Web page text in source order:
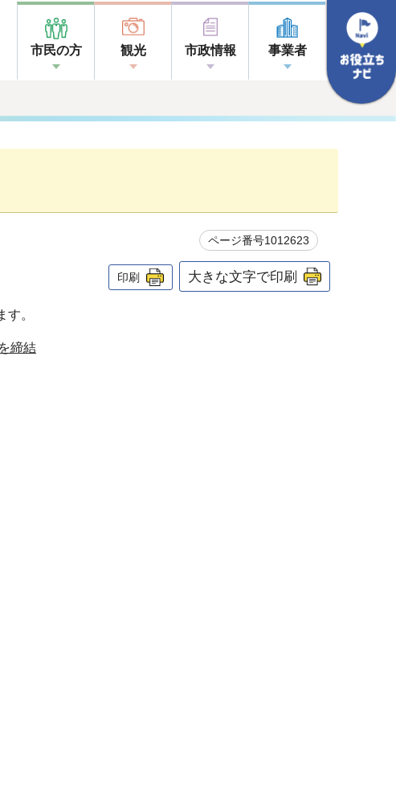
市民の方 観光 市政情報 事業者
ページ番号1012623
印刷 大きな文字で印刷
。
締結